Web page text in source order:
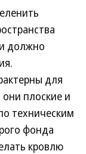
должно
для
плоские и
техническим
фонда
кровлю